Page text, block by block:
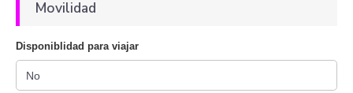
Movilidad
Disponiblidad para viajar